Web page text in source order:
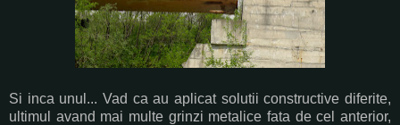
Si inca unul... Vad ca au aplicat solutii constructive diferite,
ultimul avand mai multe grinzi metalice fata de cel anterior,